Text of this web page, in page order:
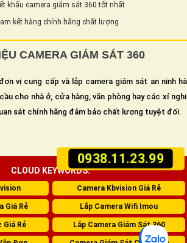
0938.11.23.99
khấu camera giám sát 360 tốt nhất
kết hàng chính hãng chất lượng
CAMERA GIÁM SÁT 360
vị cung cấp và lắp camera giám sát an ninh
cho nhà ở, cửa hàng, văn phòng hay các xí
sát chính hãng đảm bảo chất lượng tuyệt đối.
CLOUD KEYWORDS:
Camera Kbvision Giá Rẻ
Giá Rẻ Lắp Camera Wifi Imou
Giá Rẻ Lắp Camera Giám Sát 360